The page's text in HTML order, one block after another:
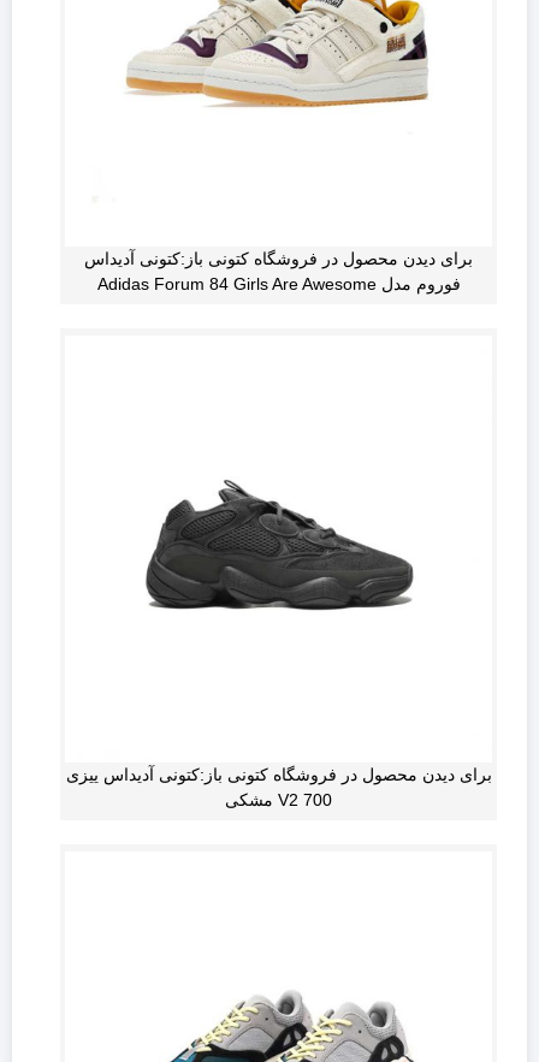
برای دیدن محصول در فروشگاه کتونی باز:کتونی آدیداس
فوروم مدل Adidas Forum 84 Girls Are Awesome
برای دیدن محصول در فروشگاه کتونی باز:کتونی آدیداس ییزی
700 V2 مشکی